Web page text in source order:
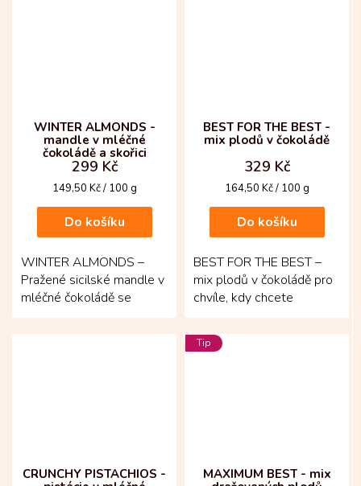
WINTER ALMONDS -
mandle v mléčné
čokoládě a skořici
299 Kč
Měrná
149,50 Kč / 100 g
Do košíku
WINTER ALMONDS –
Pražené sicilské mandle v
mléčné čokoládě se
skořicí, které voní zimou.
Základ tvoří čerstvě
BEST FOR THE BEST -
mix plodů v čokoládě
329 Kč
Měrná
164,50 Kč / 100 g
Do košíku
BEST FOR THE BEST –
mix plodů v čokoládě pro
chvíle, kdy chcete
sáhnout po tom nejlepším!
Výběr pražených ořechů
a...
CRUNCHY PISTACHIOS -
Tip
MAXIMUM BEST - mix